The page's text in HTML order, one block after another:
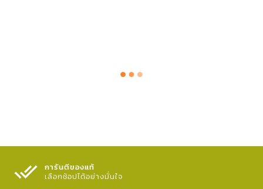
การันตีของแท้
เลือกช้อปได้อย่างมั่นใจ​